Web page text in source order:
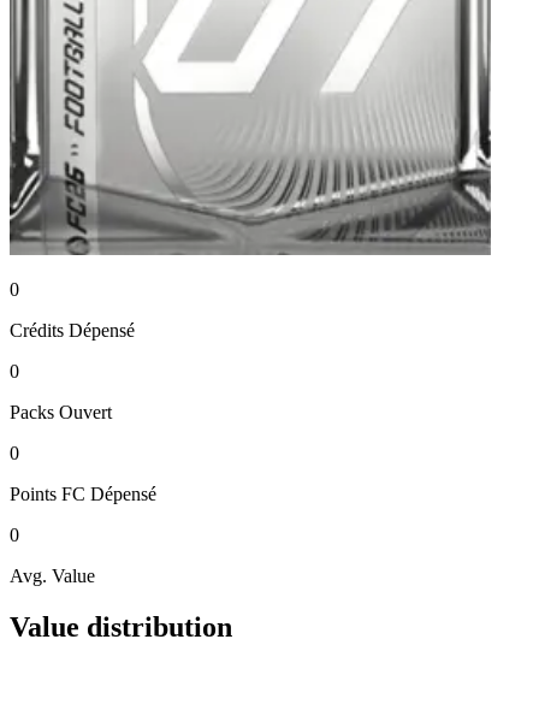
0
Crédits Dépensé
0
Packs Ouvert
0
Points FC Dépensé
0
Avg. Value
Value distribution